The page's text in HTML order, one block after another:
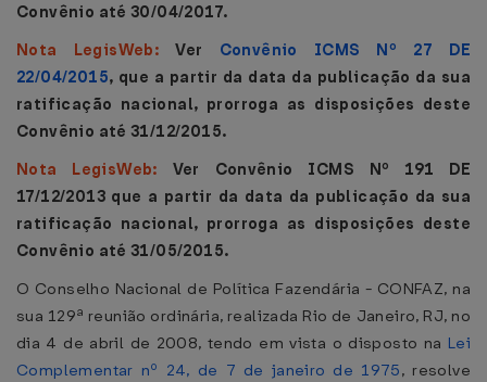
Convênio até 30/04/2017.
Nota LegisWeb:Ver Convênio ICMS Nº 27 DE
22/04/2015, que a partir da data da publicação da sua
ratificação nacional, prorroga as disposições deste
Convênio até 31/12/2015.
Nota LegisWeb: Ver Convênio ICMS Nº 191 DE
17/12/2013 que a partir da data da publicação da sua
ratificação nacional, prorroga as disposições deste
Convênio até 31/05/2015.
O Conselho Nacional de Política Fazendária - CONFAZ, na
sua 129ª reunião ordinária, realizada Rio de Janeiro, RJ, no
dia 4 de abril de 2008, tendo em vista o disposto na Lei
Complementar nº 24, de 7 de janeiro de 1975, resolve